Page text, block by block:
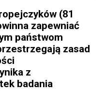
(81
zapewniać
państwom
zasad
z
badania